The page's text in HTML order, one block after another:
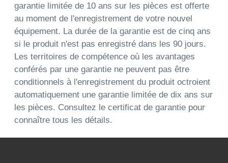
garantie limitée de 10 ans sur les pièces est offerte
au moment de l'enregistrement de votre nouvel
équipement. La durée de la garantie est de cinq ans
si le produit n'est pas enregistré dans les 90 jours.
Les territoires de compétence où les avantages
conférés par une garantie ne peuvent pas être
conditionnels à l'enregistrement du produit octroient
automatiquement une garantie limitée de dix ans sur
les pièces. Consultez le certificat de garantie pour
connaître tous les détails.